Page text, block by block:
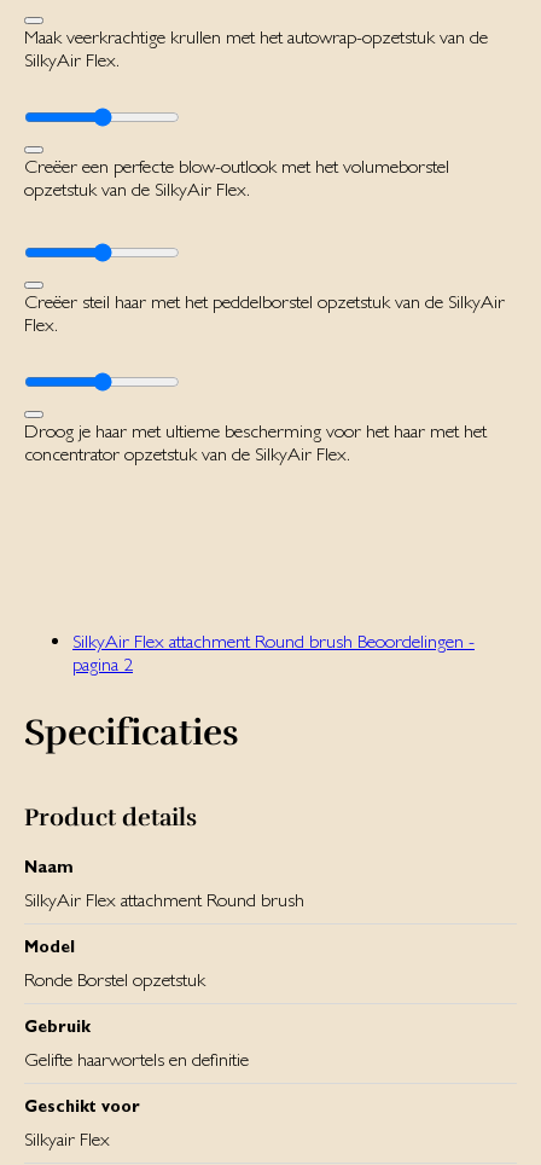
Maak veerkrachtige krullen met het autowrap-opzetstuk van de
SilkyAir Flex.
Creëer een perfecte blow-outlook met het volumeborstel
opzetstuk van de SilkyAir Flex.
Creëer steil haar met het peddelborstel opzetstuk van de SilkyAir
Flex.
Droog je haar met ultieme bescherming voor het haar met het
concentrator opzetstuk van de SilkyAir Flex.
SilkyAir Flex attachment Round brush Beoordelingen -
pagina 2
Specificaties
Product details
Naam
SilkyAir Flex attachment Round brush
Model
Ronde Borstel opzetstuk
Gebruik
Gelifte haarwortels en definitie
Geschikt voor
Silkyair Flex